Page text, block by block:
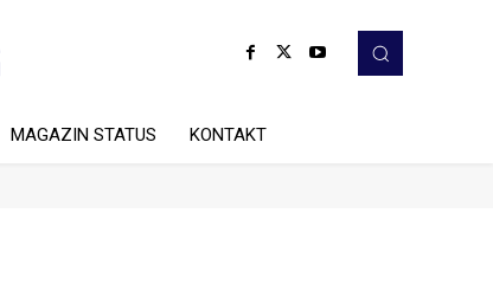
MAGAZIN STATUS KONTAKT